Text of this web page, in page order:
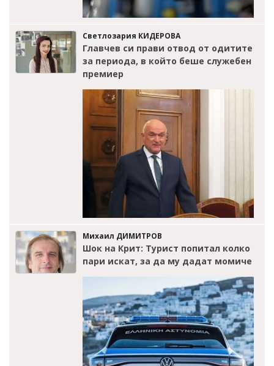
Светлозария КИДЕРОВА
Главчев си прави отвод от одитите
за периода, в който беше служебен
премиер
Михаил ДИМИТРОВ
Шок на Крит: Турист попитал колко
пари искат, за да му дадат момиче